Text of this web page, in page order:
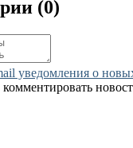
(0)
уведомления о